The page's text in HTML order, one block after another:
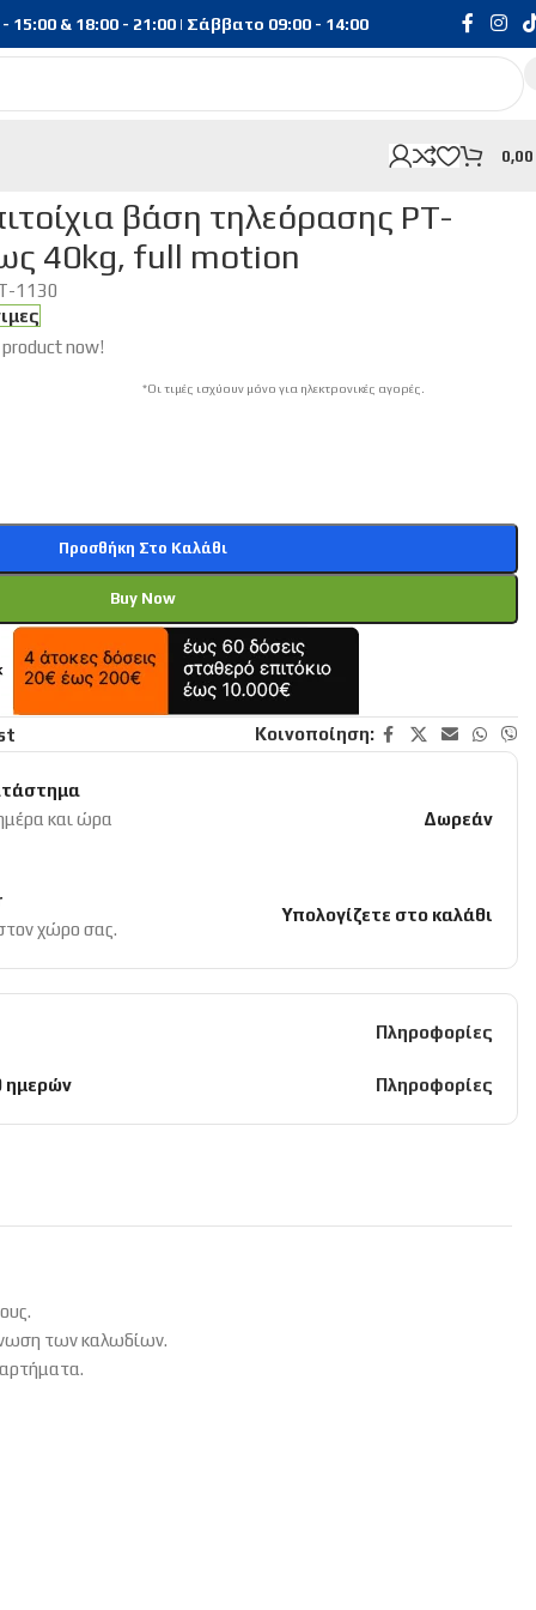
& 18:00 - 21:00 | Σάββατο 09:00 - 14:00
0,00
βάση τηλεόρασης PT-
40kg, full motion
1130
now!
*Οι τιμές ισχύουν μόνο για ηλεκτρονικές αγορές.
Προσθήκη Στο Καλάθι
Buy Now
Κοινοποίηση:
και ώρα
Δωρεάν
χώρο σας.
Υπολογίζετε στο καλάθι
Πληροφορίες
ημερών Πληροφορίες
των καλωδίων.